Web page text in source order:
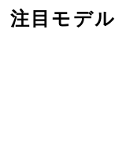
注目モデル